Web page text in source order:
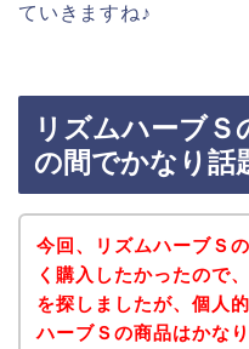
ていきますね♪
リズムハーブＳ
の間でかなり話
今回、リズムハーブＳ
く購入したかったので
を探しましたが、個人
ハーブＳの商品はかな